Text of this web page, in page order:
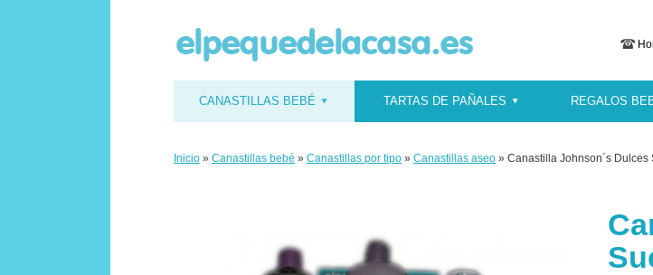
CANASTILLAS BEBÉ TARTAS DE PAÑALES REGALOS
Inicio » Canastillas bebé » Canastillas por tipo » Canastillas aseo » Canastilla Johnson´s Dulces